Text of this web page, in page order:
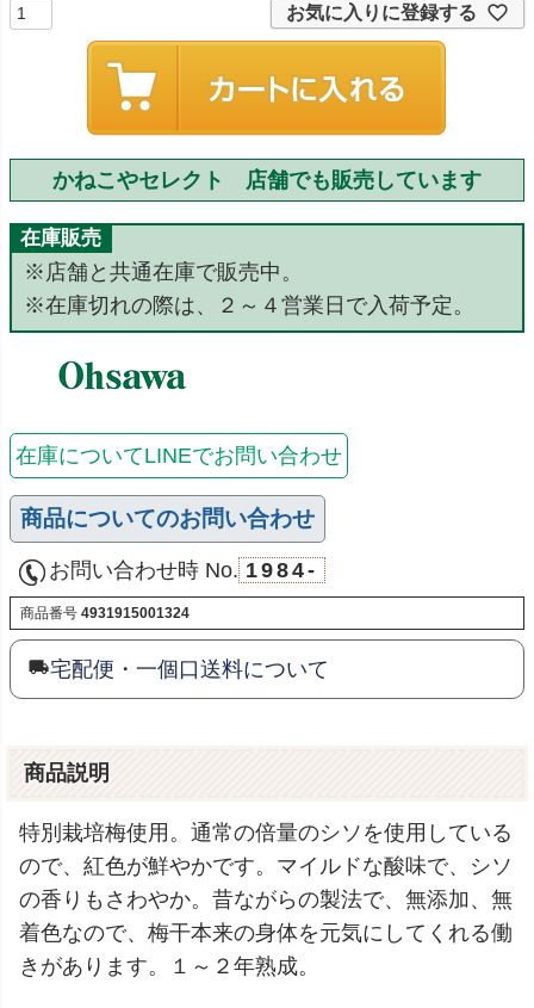
お気に入りに登録する
かねこやセレクト 店舗でも販売しています
在庫販売
※店舗と共通在庫で販売中。
※在庫切れの際は、２～４営業日で入荷予定。
在庫についてLINEでお問い合わせ
商品についてのお問い合わせ
お問い合わせ時 No. 1984-
商品番号 4931915001324
宅配便・一個口送料について
商品説明
特別栽培梅使用。通常の倍量のシソを使用している
ので、紅色が鮮やかです。マイルドな酸味で、シソ
の香りもさわやか。昔ながらの製法で、無添加、無
着色なので、梅干本来の身体を元気にしてくれる働
きがあります。１～２年熟成。